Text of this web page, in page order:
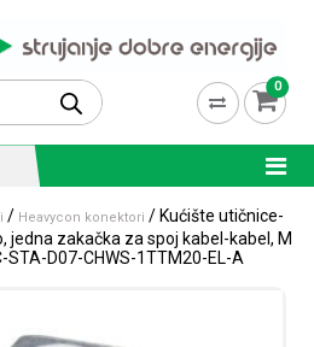
0
/ Heavycon konektori / Kućište utičnice-
jedna zakačka za spoj kabel-kabel, M
STA-D07-CHWS-1TTM20-EL-A